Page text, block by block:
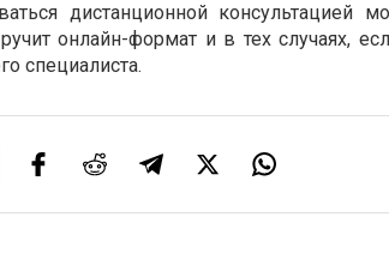
дистанционной консультацией
онлайн-формат и в тех случаях,
специалиста.